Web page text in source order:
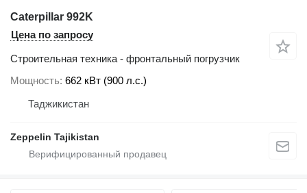
Caterpillar 992K
Цена по запросу
Строительная техника - фронтальный погрузчик
Мощность 662 кВт (900 л.с.)
Таджикистан
Zeppelin Tajikistan